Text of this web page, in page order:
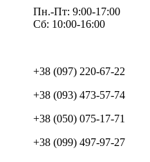
Пн.-Пт: 9:00-17:00
Сб: 10:00-16:00
+38 (097) 220-67-22
+38 (093) 473-57-74
+38 (050) 075-17-71
+38 (099) 497-97-27